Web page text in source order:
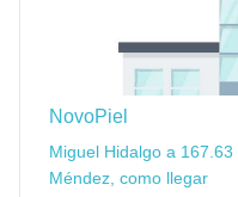
NovoPiel
Miguel Hidalgo a
Méndez, como llegar